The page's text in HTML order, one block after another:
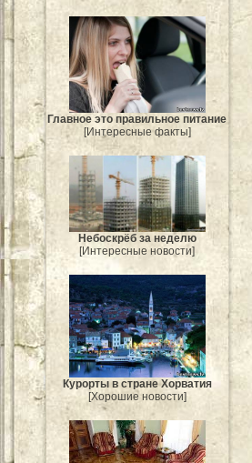
Главное это правильное питание
[Интересные факты]
Небоскрёб за неделю
[Интересные новости]
Курорты в стране Хорватия
[Хорошие новости]